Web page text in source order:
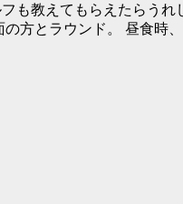
も教えてもらえたらうれ
の方とラウンド。 昼食時